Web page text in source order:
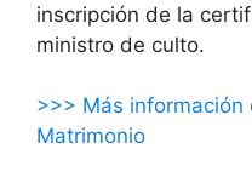
inscripción de la
ministro de culto.
>>> Más información
Matrimonio